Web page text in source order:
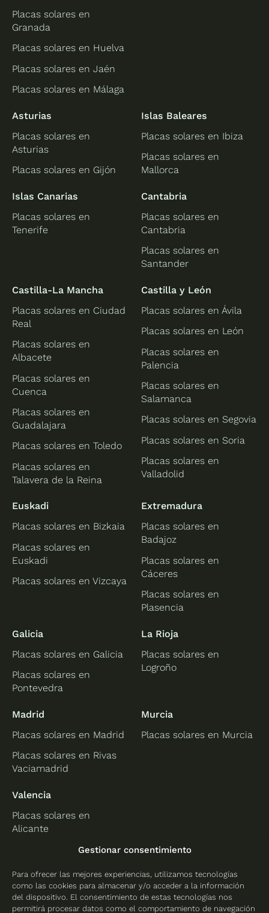
Gestionar consentimiento
Para ofrecer las mejores experiencias, utilizamos tecnologías
como las cookies para almacenar y/o acceder a la información
del dispositivo. El consentimiento de estas tecnologías nos
permitirá procesar datos como el comportamiento de navegación
Placas solares en
Granada
Placas solares en Huelva
Placas solares en Jaén
Placas solares en Málaga
Asturias
Placas solares en
Asturias
Placas solares en Gijón
Islas Baleares
Placas solares en Ibiza
Placas solares en
Mallorca
Islas Canarias
Placas solares en
Tenerife
Cantabria
Placas solares en
Cantabria
Placas solares en
Santander
Castilla-La Mancha
Placas solares en Ciudad
Real
Placas solares en
Albacete
Placas solares en
Cuenca
Placas solares en
Guadalajara
Placas solares en Toledo
Placas solares en
Talavera de la Reina
Castilla y León
Placas solares en Ávila
Placas solares en León
Placas solares en
Palencia
Placas solares en
Salamanca
Placas solares en Segovia
Placas solares en Soria
Placas solares en
Valladolid
Euskadi
Placas solares en Bizkaia
Placas solares en
Euskadi
Placas solares en Vizcaya
Extremadura
Placas solares en
Badajoz
Placas solares en
Cáceres
Placas solares en
Plasencia
Galicia
Placas solares en Galicia
Placas solares en
Pontevedra
La Rioja
Placas solares en
Logroño
Madrid
Placas solares en Madrid
Placas solares en Rivas
Vaciamadrid
Murcia
Placas solares en Murcia
Valencia
Placas solares en
Alicante
Placas solares en
Placas solares en
Valencia